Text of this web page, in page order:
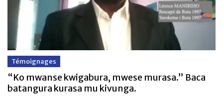
Témoignages
“Ko mwanse kwigabura, mwese murasa.” Baca
batangura kurasa mu kivunga.